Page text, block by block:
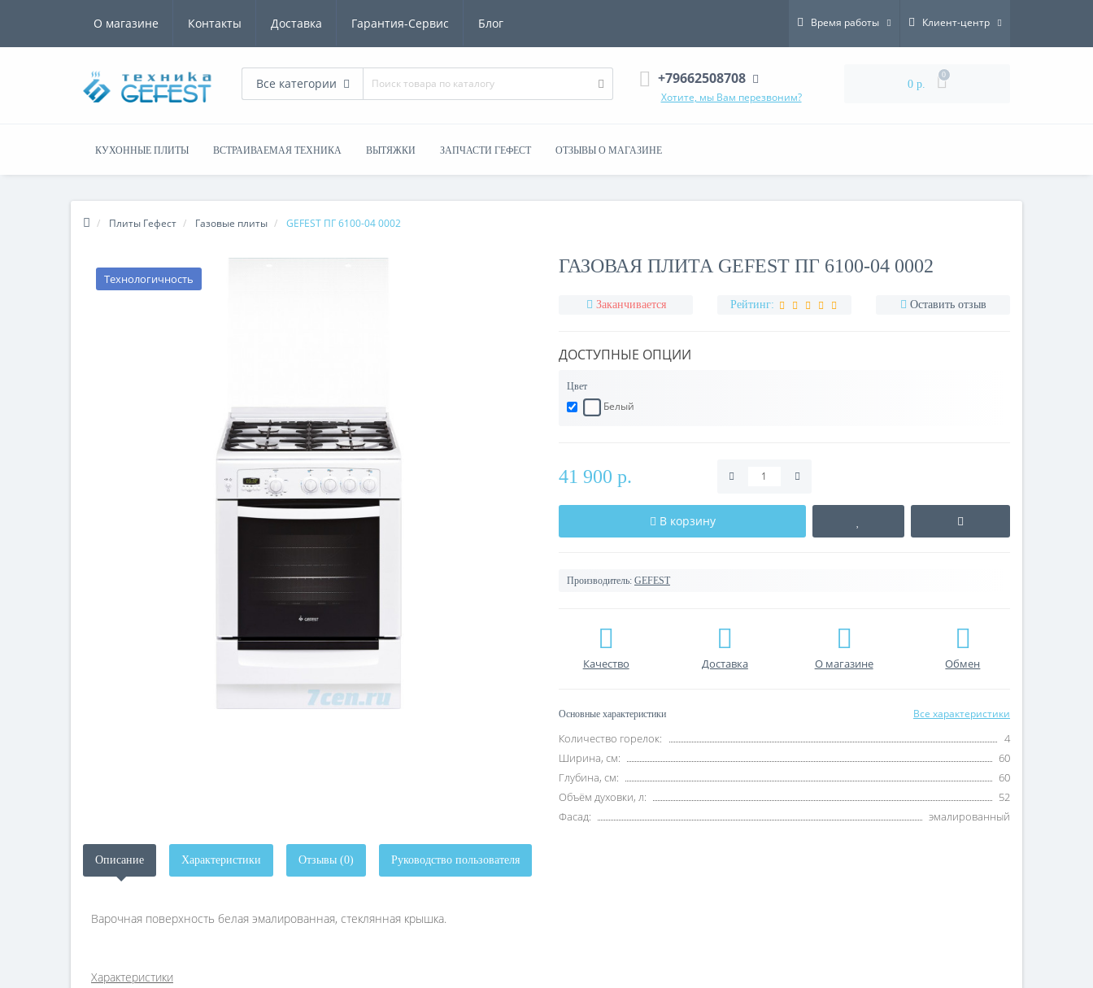
О магазине Контакты Доставка Гарантия-Сервис Блог Время работы Клиент-центр
Все категории +79662508708
Хотите, мы Вам перезвоним?
0 р.
0
КУХОННЫЕ ПЛИТЫ ВСТРАИВАЕМАЯ ТЕХНИКА ВЫТЯЖКИ ЗАПЧАСТИ ГЕФЕСТ ОТЗЫВЫ О МАГАЗИНЕ
Плиты Гефест Газовые плиты GEFEST ПГ 6100-04 0002
Технологичность
ГАЗОВАЯ ПЛИТА GEFEST ПГ 6100-04 0002
Заканчивается Рейтинг: Оставить отзыв
ДОСТУПНЫЕ ОПЦИИ
Цвет
Белый
41 900 р.
В корзину
Производитель: GEFEST
Качество Доставка О магазине Обмен
Основные характеристики Все характеристики
Количество горелок:
4
Ширина, см:
60
Глубина, см:
60
Объём духовки, л:
52
Фасад:
эмалированный
Описание Характеристики Отзывы (0) Руководство пользователя
Варочная поверхность белая эмалированная, стеклянная крышка.
Характеристики